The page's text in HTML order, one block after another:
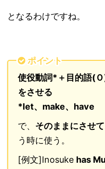
となるわけですね。
ポイント
使役動詞*＋目的語(
をさせる
*let、make、have
で、 そのままにさせ
う時に使う。
[例文]Inosuke has